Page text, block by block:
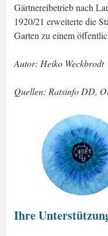
Gärtnereibetrieb nach
1920/21 erweiterte die
Garten zu einem
Autor: Heiko Weckbrodt
Quellen: Ratsinfo DD,
Ihre